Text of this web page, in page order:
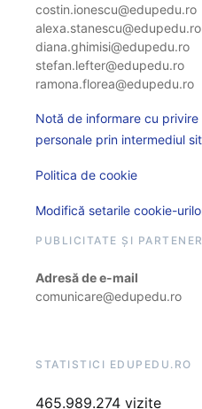
costin.ionescu@edupedu.ro
alexa.stanescu@edupedu.ro
diana.ghimisi@edupedu.ro
stefan.lefter@edupedu.ro
ramona.florea@edupedu.ro
Notă de informare cu
personale prin intermediul
Politica de cookie
Modifică setarile cookie-
PUBLICITATE ȘI
Adresă de e-mail
comunicare@edupedu.ro
STATISTICI EDUPEDU.RO
465.989.274 vizite